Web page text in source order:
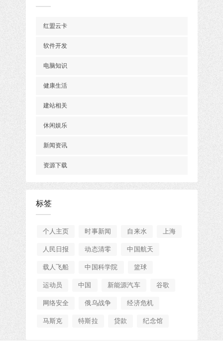
红盟云卡
软件开发
电脑知识
健康生活
建站相关
休闲娱乐
新闻资讯
资源下载
标签
个人主页 时事新闻 自来水 上海
人民日报 动态清零 中国航天
载人飞船 中国科学院 篮球
运动员 中国 新能源汽车 谷歌
网络安全 俄乌战争 经济危机
马斯克 特斯拉 贷款 纪念馆